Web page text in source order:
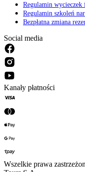
Regulamin wycieczek
Regulamin szkoleń
Bezpłatna zmiana
Social media
Kanały płatności
Wszelkie prawa